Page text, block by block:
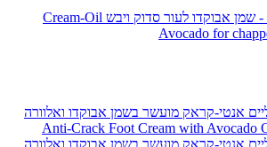
Aroma Dead Sea קרם - שמן אבוקדו לעור סדוק ויבש Cream-Oil
Avocado for